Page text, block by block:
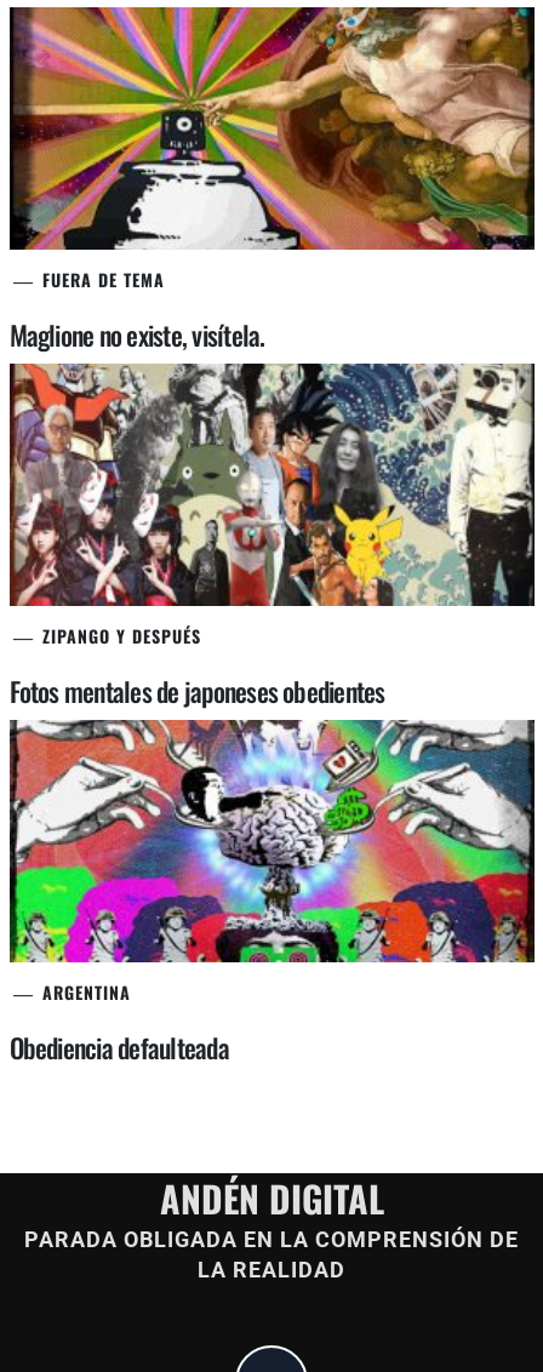
FUERA DE TEMA
Maglione no existe, visítela.
ZIPANGO Y DESPUÉS
Fotos mentales de japoneses obedientes
ARGENTINA
Obediencia defaulteada
ANDÉN DIGITAL
PARADA OBLIGADA EN LA COMPRENSIÓN DE
LA REALIDAD